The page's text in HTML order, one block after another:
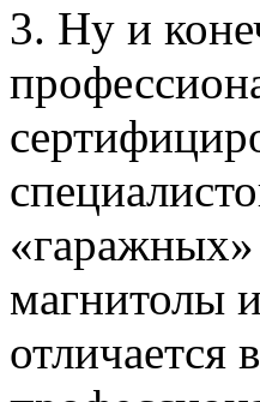
3. Ну и
магнитолы и